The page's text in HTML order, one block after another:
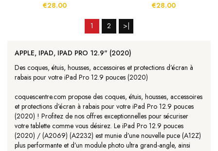
€28.00
€28.00
1 2 >|
APPLE, IPAD, IPAD PRO 12.9" (2020)
Des coques, étuis, housses, accessoires et protections d’écran à
rabais pour votre iPad Pro 12.9 pouces (2020)
coquescentre.com propose des coques, étuis, housses, accessoires
et protections d’écran à rabais pour votre iPad Pro 12.9 pouces
(2020) ! Profitez de nos offres exceptionnelles pour sécuriser
votre tablette comme vous désirez. Le iPad Pro 12.9 pouces
(2020) / (A2069) (A2232) est munie d’une nouvelle puce (A12Z)
plus performante et d’un module photo ultra grand-angle, ainsi